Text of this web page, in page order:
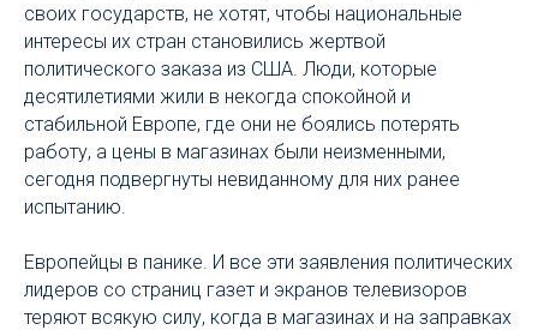
своих государств, не хотят, чтобы национальные
интересы их стран становились жертвой
политического заказа из США. Люди, которые
десятилетиями жили в некогда спокойной и
стабильной Европе, где они не боялись потерять
работу, а цены в магазинах были неизменными,
сегодня подвергнуты невиданному для них ранее
испытанию.
Европейцы в панике. И все эти заявления политических
лидеров со страниц газет и экранов телевизоров
теряют всякую силу, когда в магазинах и на заправках